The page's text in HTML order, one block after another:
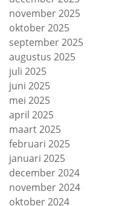
november 2025
oktober 2025
september 2025
augustus 2025
juli 2025
juni 2025
mei 2025
april 2025
maart 2025
februari 2025
januari 2025
december 2024
november 2024
oktober 2024